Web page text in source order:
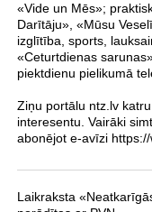
«Vide un Mēs»;
Darītāju», «Mūsu
izglītība, sports,
«Ceturtdienas
piektdienu pielikumā
Ziņu portālu ntz.lv
interesentu. Vairāki
abonējot e-avīzi
Laikraksta